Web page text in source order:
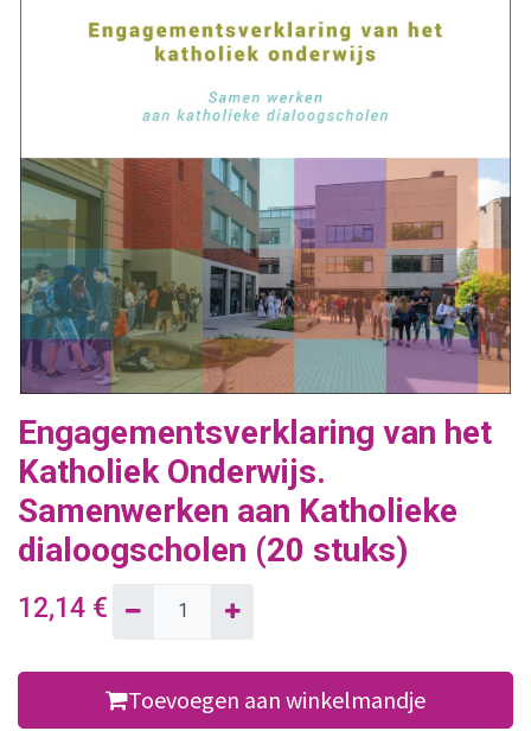
Engagementsverklaring van het
Katholiek Onderwijs.
Samenwerken aan Katholieke
dialoogscholen (20 stuks)
12,14 €
Toevoegen aan winkelmandje